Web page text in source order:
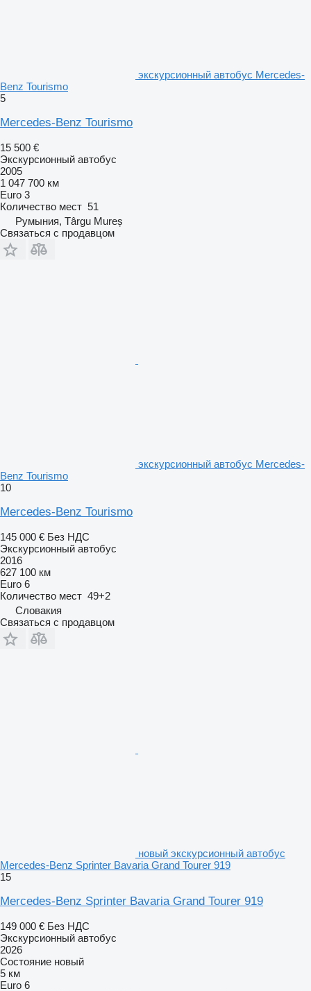
экскурсионный автобус Mercedes-
Benz Tourismo
5
Mercedes-Benz Tourismo
15 500 €
Экскурсионный автобус
2005
1 047 700 км
Euro 3
Количество мест 51
Румыния, Târgu Mureș
Связаться с продавцом
экскурсионный автобус Mercedes-
Benz Tourismo
10
Mercedes-Benz Tourismo
145 000 € Без НДС
Экскурсионный автобус
2016
627 100 км
Euro 6
Количество мест 49+2
Словакия
Связаться с продавцом
новый экскурсионный автобус
Mercedes-Benz Sprinter Bavaria Grand Tourer 919
15
Mercedes-Benz Sprinter Bavaria Grand Tourer 919
149 000 € Без НДС
Экскурсионный автобус
2026
Состояние новый
5 км
Euro 6